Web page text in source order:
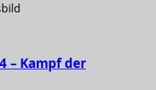
– Kampf der